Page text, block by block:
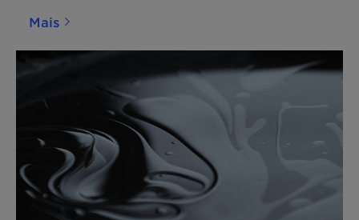
Mais